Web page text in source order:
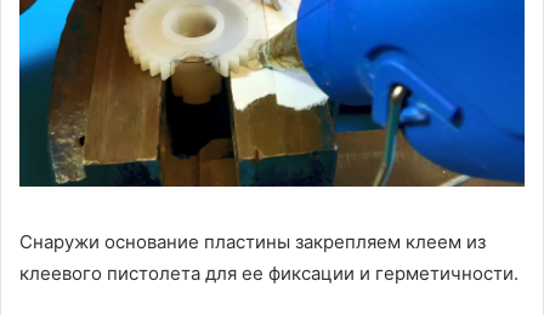
Снаружи основание пластины закрепляем клеем из
клеевого пистолета для ее фиксации и герметичности.